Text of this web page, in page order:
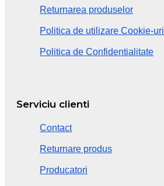
Returnarea produselor
Politica de utilizare Cookie-uri
Politica de Confidentialitate
Serviciu clienti
Contact
Returnare produs
Producatori